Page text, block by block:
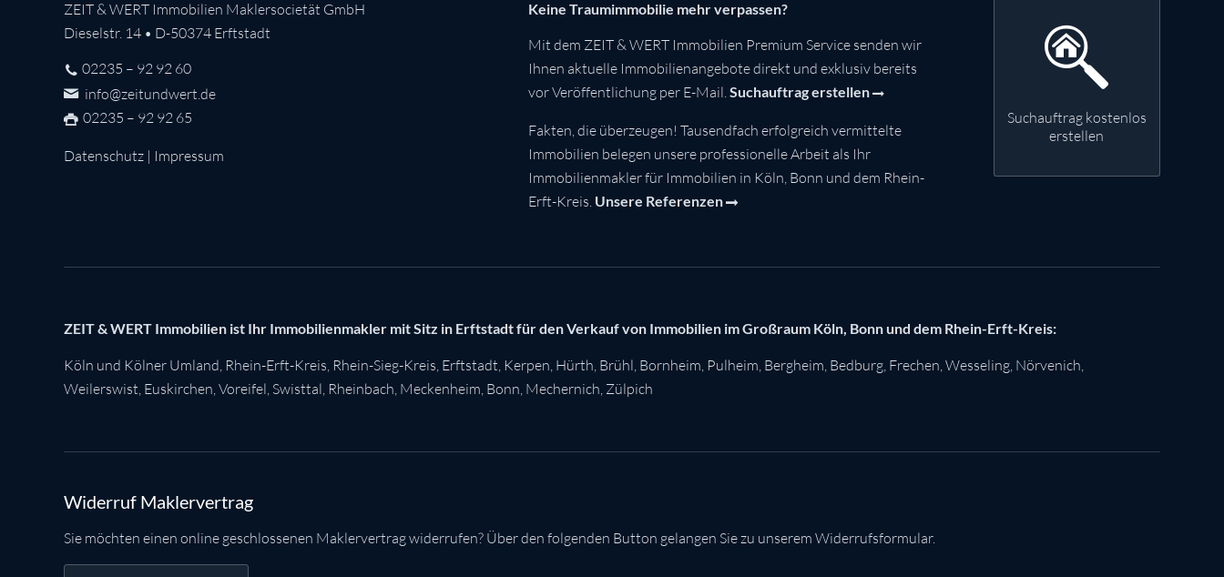
ZEIT & WERT Immobilien Maklersocietät GmbH
Dieselstr. 14 • D-50374 Erftstadt
02235 – 92 92 60
info@zeitundwert.de
02235 – 92 92 65
Datenschutz | Impressum
Keine Traumimmobilie mehr verpassen?
Mit dem ZEIT & WERT Immobilien Premium Service senden wir
Ihnen aktuelle Immobilienangebote direkt und exklusiv bereits
vor Veröffentlichung per E-Mail.Suchauftrag erstellen
Fakten, die überzeugen! Tausendfach erfolgreich vermittelte
Immobilien belegen unsere professionelle Arbeit als Ihr
Immobilienmakler für Immobilien in Köln, Bonn und dem Rhein-
Erft-Kreis. Unsere Referenzen
Suchauftrag kostenlos
erstellen
ZEIT & WERT Immobilien ist Ihr Immobilienmakler mit Sitz in Erftstadt für den Verkauf von Immobilien im Großraum Köln, Bonn und dem Rhein-Erft-Kreis:
Köln und Kölner Umland, Rhein-Erft-Kreis Rhein-Sieg-Kreis Erftstadt Kerpen Hürth Brühl Bornheim Pulheim Bergheim Bedburg Frechen Wesseling Nörvenich
Weilerswist Euskirchen , Voreifel, Swisttal Rheinbach Meckenheim Bonn Mechernich Zülpich
Widerruf Maklervertrag
Sie möchten einen online geschlossenen Maklervertrag widerrufen? Über den folgenden Button gelangen Sie zu unserem Widerrufsformular.